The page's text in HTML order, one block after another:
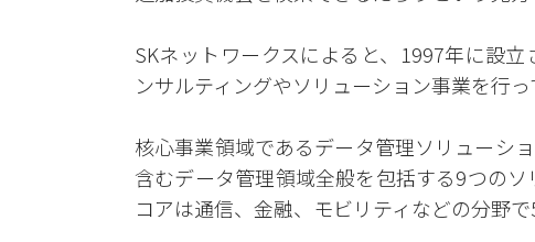
SKネットワークスによると、1997年に設
ンサルティングやソリューション事業を行っ
核心事業領域であるデータ管理ソリューシ
含むデータ管理領域全般を包括する9つの
コアは通信、金融、モビリティなどの分野